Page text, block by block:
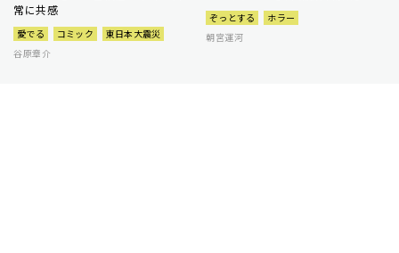
常に共感
愛でる コミック
東日本大震災
谷原章介
ぞっとする
ホラー
朝宮運河